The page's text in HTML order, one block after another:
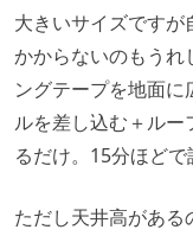
大きいサイズです
かからないのもうれ
ングテープを地面
ルを差し込む＋ル
るだけ。15分ほどで
ただし天井高があ